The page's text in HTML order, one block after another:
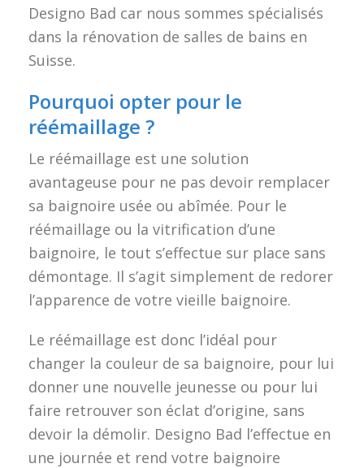
Designo Bad car nous sommes spécialisés
dans la rénovation de salles de bains en
Suisse.
Pourquoi opter pour le
réémaillage ?
Le réémaillage est une solution
avantageuse pour ne pas devoir remplacer
sa baignoire usée ou abîmée. Pour le
réémaillage ou la vitrification d’une
baignoire, le tout s’effectue sur place sans
démontage. Il s’agit simplement de redorer
l’apparence de votre vieille baignoire.
Le réémaillage est donc l’idéal pour
changer la couleur de sa baignoire, pour lui
donner une nouvelle jeunesse ou pour lui
faire retrouver son éclat d’origine, sans
devoir la démolir. Designo Bad l’effectue en
une journée et rend votre baignoire